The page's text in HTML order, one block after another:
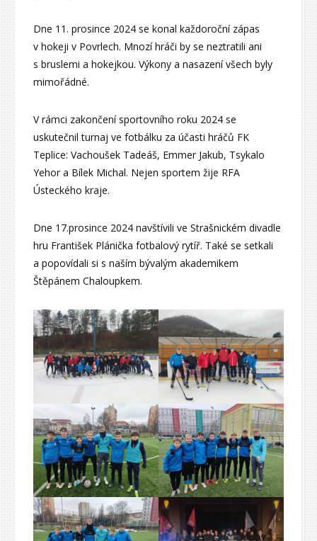
Dne 11. prosince 2024 se konal každoroční zápas
v hokeji v Povrlech. Mnozí hráči by se neztratili ani
s bruslemi a hokejkou. Výkony a nasazení všech byly
mimořádné.
V rámci zakončení sportovního roku 2024 se
uskutečnil turnaj ve fotbálku za účasti hráčů FK
Teplice: Vachoušek Tadeáš, Emmer Jakub, Tsykalo
Yehor a Bílek Michal. Nejen sportem žije RFA
Ústeckého kraje.
Dne 17.prosince 2024 navštívili ve Strašnickém divadle
hru František Plánička fotbalový rytíř. Také se setkali
a popovídali si s naším bývalým akademikem
Štěpánem Chaloupkem.